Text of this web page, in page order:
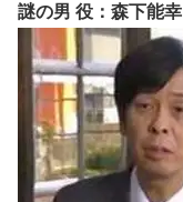
謎の男 役：森下能幸